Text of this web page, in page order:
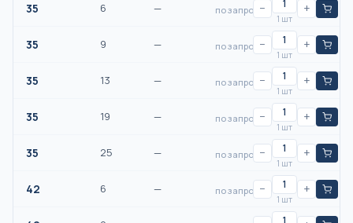
35 6 — по запросу−
1 шт
+
35 9 — по запросу−
1 шт
+
35 13 — по запросу−
1 шт
+
35 19 — по запросу−
1 шт
+
35 25 — по запросу−
1 шт
+
42 6 — по запросу−
1 шт
+